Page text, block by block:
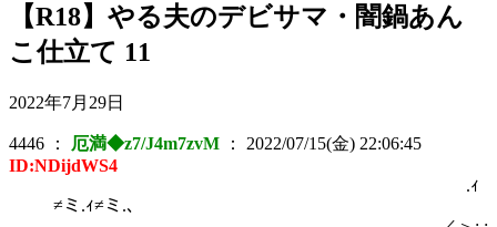
【R18】やる夫のデビサマ・闇鍋あん
こ仕立て 11
2022年7月29日
4446 ： 厄満◆z7/J4m7zvM ： 2022/07/15(金) 22:06:45
ID:NDijdWS4
.ｨ
≠ミ.ｨ≠ミ.､